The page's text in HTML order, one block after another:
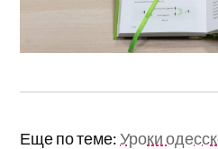
Еще по теме:Уроки